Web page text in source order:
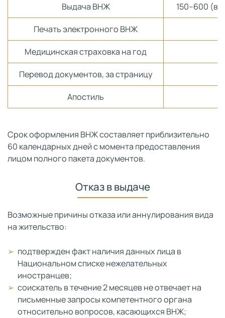
Выдача ВНЖ 150–600 (в
Печать электронного ВНЖ
Медицинская страховка на год
Перевод документов, за страницу
Апостиль
Срок оформления ВНЖ составляет приблизительно
60 календарных дней с момента предоставления
лицом полного пакета документов.
Отказ в выдаче
Возможные причины отказа или аннулирования вида
на жительство:
подтвержден факт наличия данных лица в
Национальном списке нежелательных
иностранцев;
соискатель в течение 2 месяцев не отвечает на
письменные запросы компетентного органа
относительно вопросов, касающихся ВНЖ;